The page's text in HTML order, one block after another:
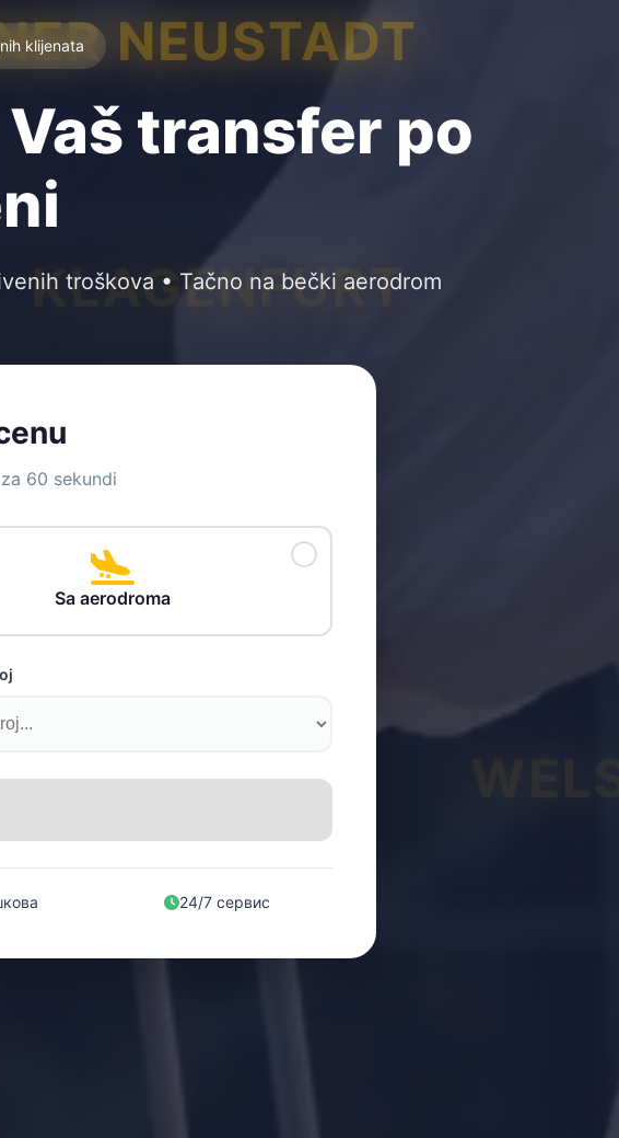
KLAGENFURT
NEUSTADT
klijenata
transfer po
troškova • Tačno na bečki aerodrom
60 sekundi
Sa aerodroma
24/7 сервис